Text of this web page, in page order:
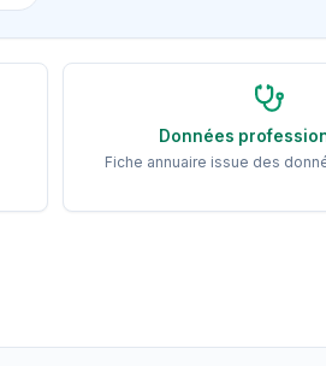
Données
Fiche annuaire issue des